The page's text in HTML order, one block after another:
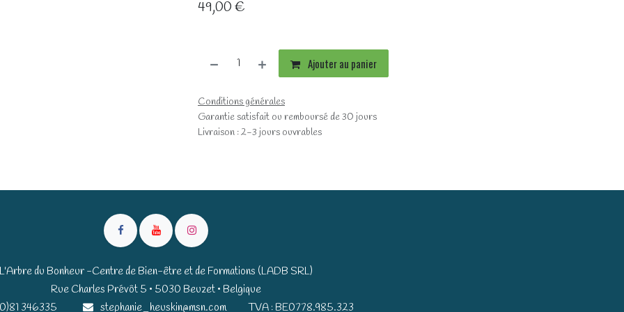
49,00€
Ajouter au panier
Conditions générales
Garantie satisfait ou remboursé de 30 jours
Livraison : 2-3 jours ouvrables
L'Arbre du Bonheur -Centre de Bien-être et de Formations (LADB SRL)
Rue Charles Prévôt 5 • 5030 Beuzet • Belgique​​
346335
stephanie_heuskin@msn.com TVA : BE0778.985.323